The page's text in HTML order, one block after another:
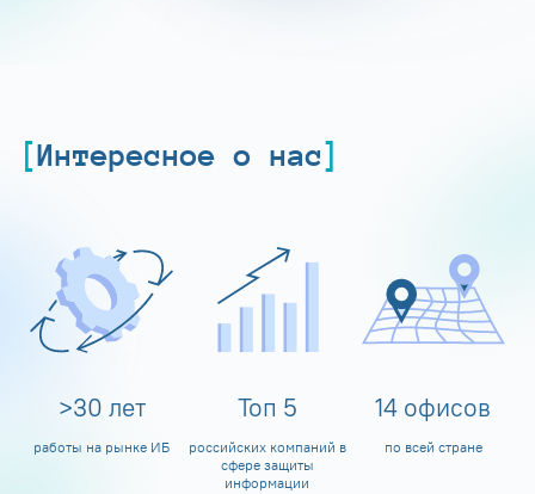
Интересное о нас
>30 лет
работы на рынке ИБ
Топ 5
российских компаний в
сфере защиты
информации
14 офисов
по всей стране